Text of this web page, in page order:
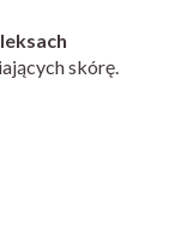
skórę.